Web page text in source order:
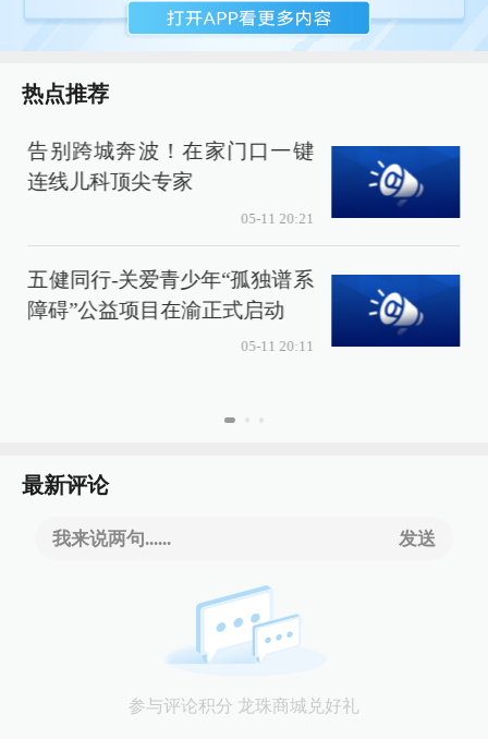
热点推荐
告别跨城奔波！在家门口一键
连线儿科顶尖专家
05-11 20:21
五健同行-关爱青少年“孤独谱系
障碍”公益项目在渝正式启动
05-11 20:11
最新评论
我来说两句...... 发送
参与评论积分 龙珠商城兑好礼